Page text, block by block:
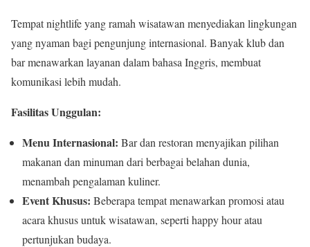
Tempat nightlife yang ramah wisatawan menyediakan lingkungan
yang nyaman bagi pengunjung internasional. Banyak klub dan
bar menawarkan layanan dalam bahasa Inggris, membuat
komunikasi lebih mudah.
Fasilitas Unggulan:
Menu Internasional: Bar dan restoran menyajikan pilihan
makanan dan minuman dari berbagai belahan dunia,
menambah pengalaman kuliner.
Event Khusus: Beberapa tempat menawarkan promosi atau
acara khusus untuk wisatawan, seperti happy hour atau
pertunjukan budaya.